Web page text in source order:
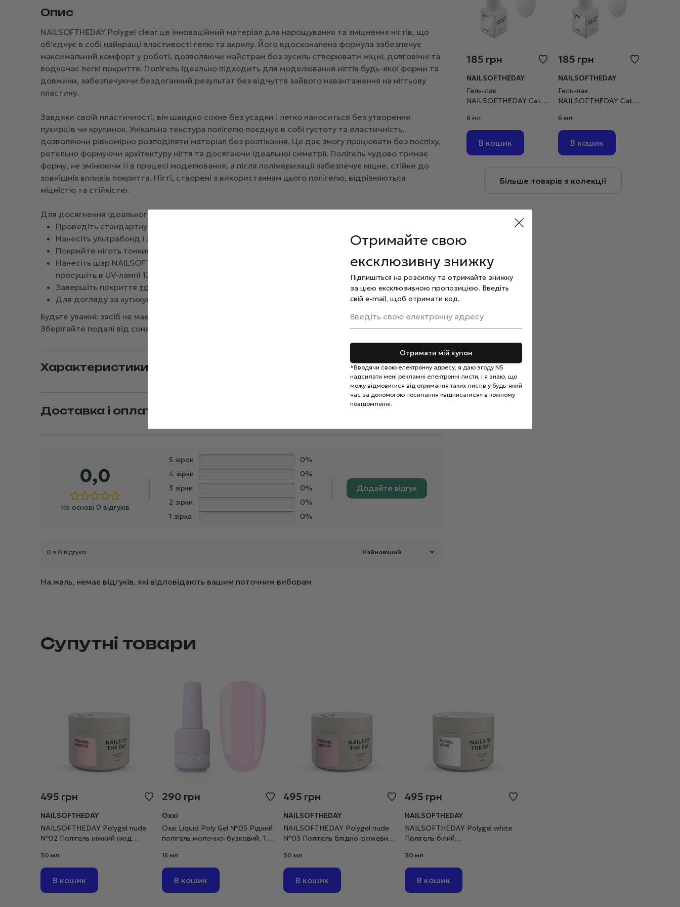
Отримайте свою
ексклюзивну знижку
Підпишіться на розсилку та отримайте знижку
за цією ексклюзивною пропозицією. Введіть
свій e-mail, щоб отримати код.
Введіть свою електронну адресу
Отримати мій купон
*Вводячи свою електронну адресу, я даю згоду N5
надсилати мені рекламні електронні листи, і я знаю, що
можу відмовитися від отримання таких листів у будь-який
час за допомогою посилання «відписатися» в кожному
повідомленні.
Опис
NAILSOFTHEDAY Polygel clear це інноваційний матеріал для нарощування та зміцнення нігтів, що
об'єднує в собі найкращі властивості гелю та акрилу. Його вдосконалена формула забезпечує
максимальний комфорт у роботі, дозволяючи майстрам без зусиль створювати міцні, довговічні та
водночас легкі покриття. Полігель ідеально підходить для моделювання нігтів будь-якої форми та
довжини, забезпечуючи бездоганний результат без відчуття зайвого навантаження на нігтьову
пластину.
Завдяки своїй пластичності, він швидко сохне без усадки і легко наноситься без утворення
пухирців чи крупинок. Унікальна текстура полігелю поєднує в собі густоту та еластичність,
дозволяючи рівномірно розподіляти матеріал без розтікання. Це дає змогу працювати без поспіху,
ретельно формуючи архітектуру нігтя та досягаючи ідеальної симетрії. Полігель чудово тримає
форму, не змінюючи її в процесі моделювання, а після полімеризації забезпечує міцне, стійке до
зовнішніх впливів покриття. Нігті, створені з використанням цього полігелю, відрізняються
міцністю та стійкістю.
Для досягнення ідеального результату важливо дотримуватися правильної техніки нанесення:
Проведіть стандартну підготовку нігтьової пластини (зробіть манікюр, знежирте поверхню).
Нанесіть ультрабонд і зачекайте 30 секунд для повного висихання.
Покрийте ніготь тонким шаром Rubber Base та просушіть у лампі.
Нанесіть шар NAILSOFTHEDAY Polygel clear, сформуйте правильну архитектуру нігтя та
просушіть в UV-лампі 120 секунд, в LED-лампі 60 секунд.
Завершіть покриття топом
Для догляду за кутикулою нанесіть спеціальну олію.
Будьте уважні: засіб не має контактувати зі шкірою. Застосовувати тільки за інструкцією.
Зберігайте подалі від сонячних променів та в місцях, недоступних для дітей.
Характеристики
Доставка і оплата
0,0
На основі 0 відгуків
5 зірок
0%
4 зірки
0%
3 зірки
0%
2 зірки
0%
1 зірка
0%
Додайте відгук
0 з 0 відгуків
На жаль, немає відгуків, які відповідають вашим поточним виборам
185 грн
NAILSOFTHEDAY
Гель-лак
NAILSOFTHEDAY Cat
срібний на прозорій
основі, 6 мл
6 мл
В кошик
185 грн
NAILSOFTHEDAY
Гель-лак
NAILSOFTHEDAY Cat
срібний на прозорій
основі, 6 мл
6 мл
В кошик
Більше товарів з колекції
Супутні товари
495 грн
NAILSOFTHEDAY
NAILSOFTHEDAY Polygel nude
№02 Полігель ніжний нюд
30 мл
В кошик
290 грн
Oxxi
Oxxi Liquid Poly Gel №05 Рідкий
полігель молочно-бузковий, 15
15 мл
В кошик
495 грн
NAILSOFTHEDAY
NAILSOFTHEDAY Polygel nude
№03 Полігель блідно-рожевий
30 мл
В кошик
495 грн
NAILSOFTHEDAY
NAILSOFTHEDAY Polygel white
Полігель білий
30 мл
В кошик